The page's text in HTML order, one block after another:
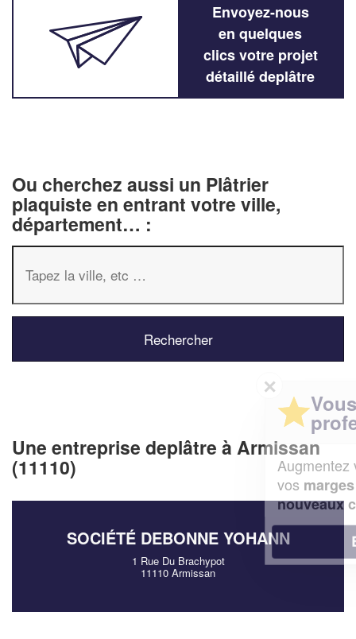
Envoyez-nous
en quelques
clics votre projet
détaillé deplâtre
Ou cherchez aussi un Plâtrier
plaquiste en entrant votre ville,
département… :
Une entreprise deplâtre à Armissan
(11110)
SOCIÉTÉ DEBONNE YOHANN
1 Rue Du Brachypot
11110 Armissan
professionnel ?
Augmentez votre chiffre d'affaireset
tout en gagnant de
nouveaux clients!
En savoir plus